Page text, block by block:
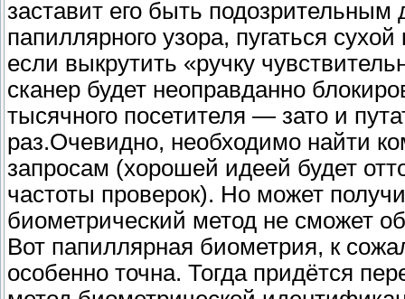
заставит его быть
папиллярного узора, пугаться
если выкрутить «ручку
сканер будет неоправданно
тысячного посетителя — зато и
раз.Очевидно, необходимо найти
запросам (хорошей идеей будет
частоты проверок). Но может
биометрический метод не сможет
Вот папиллярная биометрия, к
особенно точна. Тогда придётся